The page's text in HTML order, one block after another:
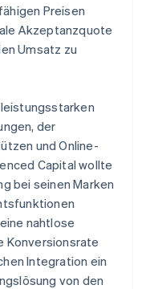
Preisen
Akzeptanzquote
Umsatz zu
der
und Online-
Capital wollte
bei seinen Marken
nahtlose
Konversionsrate
Integration ein
von den